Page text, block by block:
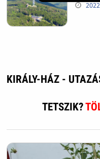
KIRÁLY-HÁZ -
TETSZIK?